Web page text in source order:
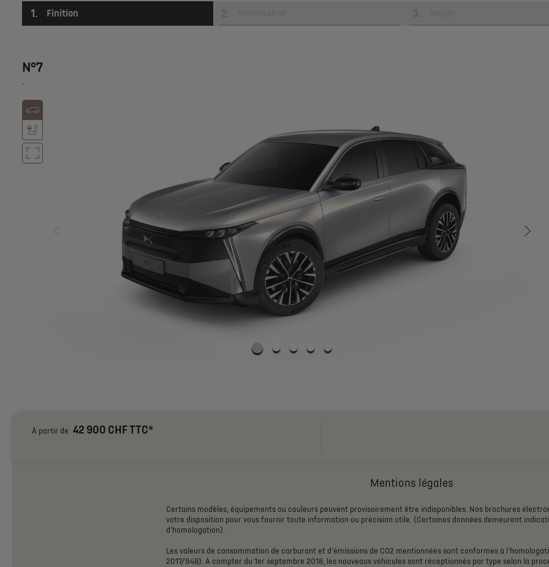
1 . Finition
N°7
.
À partir de 42 900 CHF TTC*
Mentions légales
Certains modèles, équipements ou couleurs peuvent provisoirement être indisponibles. Nos brochures
votre disposition pour vous fournir toute information ou précision utile. (Certaines données demeurent
d'homologation).
Les valeurs de consommation de carburant et d'émissions de CO2 mentionnées sont conformes à
2017/948). À compter du 1er septembre 2018, les nouveaux véhicules sont réceptionnés par type selon la